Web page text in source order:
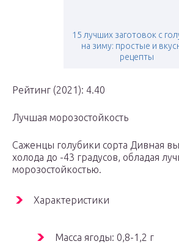
15 лучших заготовок с
на зиму: простые и
рецепты
Рейтинг (2021): 4.40
Лучшая морозостойкость
Саженцы голубики сорта Дивная
холода до -43 градусов, обладая
морозостойкостью.
Характеристики
Масса ягоды: 0,8-1,2 г